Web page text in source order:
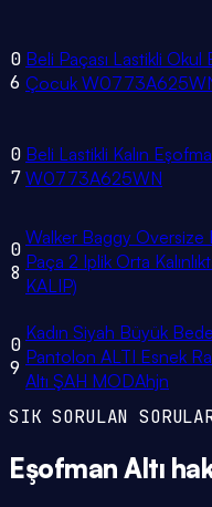
0
6
Beli Paçası Lastikli Okul
Çocuk
0
7
Beli Lastikli Kalın
W0773A625WN
0
8
Walker Baggy Oversize
Paça 2 Iplik Orta
KALIP)
0
9
Kadın Siyah Büyük
Pantolon ALTI Esnek
Altı ŞAH MODAhjn
SIK SORULAN
Eşofman Altı